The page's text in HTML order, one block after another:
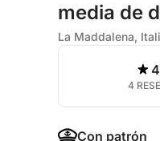
media de
La Maddalena,
4
Con patrón